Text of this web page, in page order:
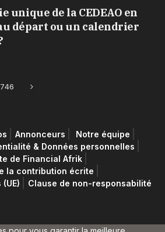
unique de la CEDEAO en
départ ou un calendrier
746 Next
Annonceurs
Notre équipe
& Données personnelles
de Financial Afrik
la contribution écrite
Clause de non-responsabilité